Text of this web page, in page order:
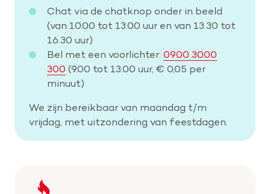
Chat via de chatknop onder in beeld
(van 10.00 tot 13.00 uur en van 13.30 tot
16.30 uur)
Bel met een voorlichter: 0900 3000
300 (9.00 tot 13.00 uur, € 0,05 per
minuut)
We zijn bereikbaar van maandag t/m
vrijdag, met uitzondering van feestdagen.
Keer